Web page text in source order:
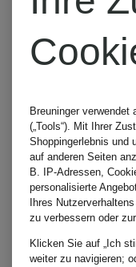
Bag
Breuninger verwendet
(„Tools“). Mit Ihrer
Shoppingerlebnis und
auf anderen Seiten
B. IP-Adressen,
personalisierte
Ihres
zu verbessern oder
Klicken Sie auf „Ich
weiter zu navigieren;